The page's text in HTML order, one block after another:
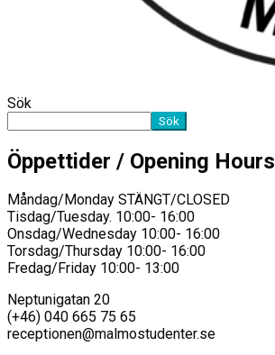
Sök
Sök
Öppettider / Opening Hours
Måndag/Monday STÄNGT/CLOSED
Tisdag/Tuesday. 10:00- 16:00
Onsdag/Wednesday 10:00- 16:00
Torsdag/Thursday 10:00- 16:00
Fredag/Friday 10:00- 13:00
Neptunigatan 20
(+46) 040 665 75 65
receptionen@malmostudenter.se